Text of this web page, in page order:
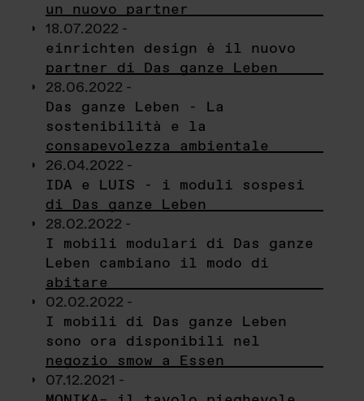
un nuovo partner
18.07.2022 -
einrichten design è il nuovo
partner di Das ganze Leben
28.06.2022 -
Das ganze Leben - La
sostenibilità e la
consapevolezza ambientale
26.04.2022 -
IDA e LUIS - i moduli sospesi
di Das ganze Leben
28.02.2022 -
I mobili modulari di Das ganze
Leben cambiano il modo di
abitare
02.02.2022 -
I mobili di Das ganze Leben
sono ora disponibili nel
negozio smow a Essen
07.12.2021 -